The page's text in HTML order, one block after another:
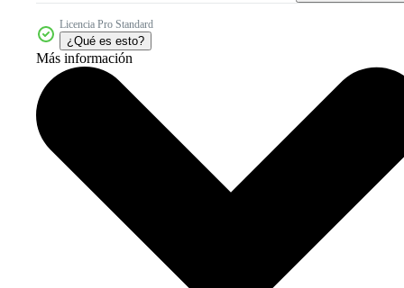
Licencia Pro Standard
¿Qué es esto?
Más información